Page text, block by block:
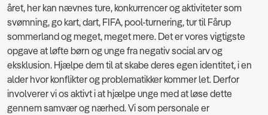
året, her kan nævnes ture, konkurrencer og aktiviteter som
svømning, go kart, dart, FIFA, pool-turnering, tur til Fårup
sommerland og meget, meget mere. Det er vores vigtigste
opgave at løfte børn og unge fra negativ social arv og
eksklusion. Hjælpe dem til at skabe deres egen identitet, i en
alder hvor konflikter og problematikker kommer let. Derfor
involverer vi os aktivt i at hjælpe unge med at løse dette
gennem samvær og nærhed. Vi som personale er